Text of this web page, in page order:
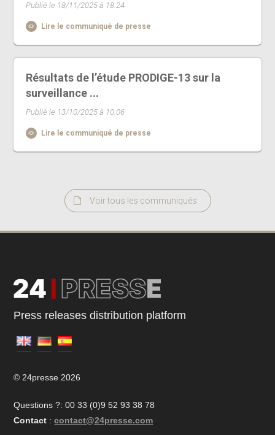
Publié le 18/11/2025 à 18:24
Lire le communiqué de presse
Résultats de l’étude PRODIGE-13 sur la
surveillance ...
Publié le 13/10/2025 à 10:06
Lire le communiqué de presse
Voir tous les communiqués
Press releases distribution platform
© 24presse 2026
Questions ?: 00 33 (0)9 52 93 38 78
Contact : contact@24presse.com